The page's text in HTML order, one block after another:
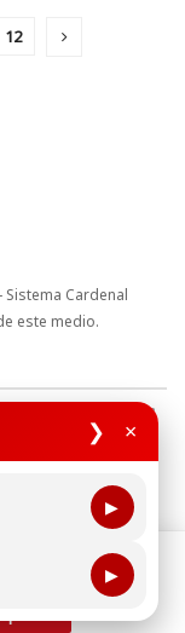
❯ ×
▶
▶
12
Cardenal
este medio.
Propiedad Intelectual
de Datos
tu experiencia de
de uso de